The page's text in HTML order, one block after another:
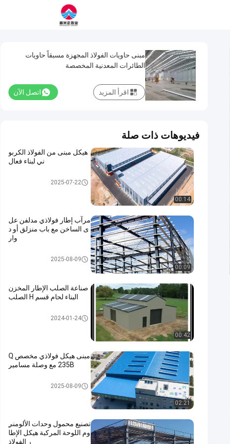
مبنى حاويات الفولاذ المجهزة مسبقاً حاويات
الطائرات المعدنية المخصصة
اتصل الآن اقرأ المزيد
فيديوهات ذات صلة
00:14
هيكل مبنى من الفولاذ الكربو
ني لبناء فعال
مبنى الهيكل الصلب2025-07-22
00:09
مرآب إطار فولاذي مدلفن عل
ى الساخن مع باب منزلق أو د
وار
مبنى الهيكل الصلب2025-08-09
00:42
صناعة الصلب الإطار المخزن
البناء لحام قسم H الصلب
مبنى الهيكل الصلب2024-01-24
02:21
مبنى هيكل فولاذي مخصص Q
235B مع وصلة مسامير
مبنى الهيكل الصلب2025-08-09
تصنيع محمول وحدات الألومني
وم اللوحة المركبة هيكل الإطا
ر الفولاذ